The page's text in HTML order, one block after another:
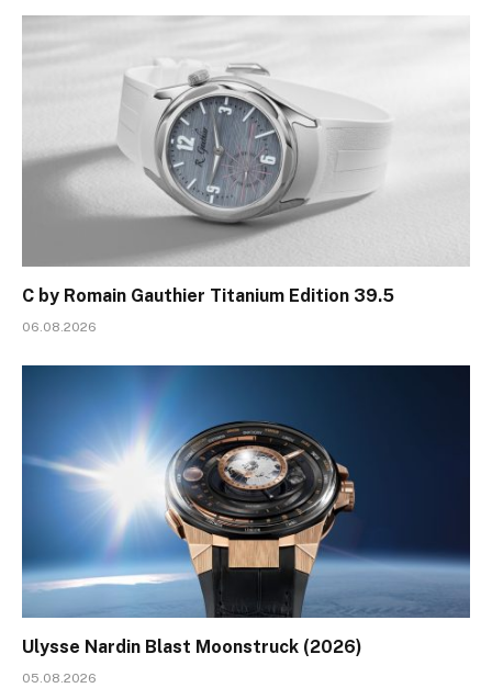
C by Romain Gauthier Titanium Edition 39.5
06.08.2026
Ulysse Nardin Blast Moonstruck (2026)
05.08.2026